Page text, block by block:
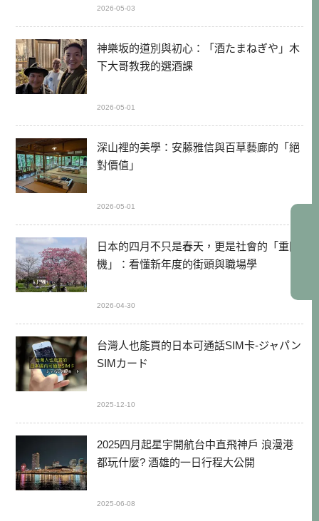
2026-05-03
神樂坂的道別與初心：「酒たまねぎや」木
下大哥教我的選酒課
2026-05-01
深山裡的美學：安藤雅信與百草藝廊的「絕
對價值」
2026-05-01
日本的四月不只是春天，更是社會的「重開
機」：看懂新年度的街頭與職場學
2026-04-30
台灣人也能買的日本可通話SIM卡-ジャパン
SIMカード
2025-12-10
2025四月起星宇開航台中直飛神戶 浪漫港
都玩什麼? 酒雄的一日行程大公開
2025-06-08